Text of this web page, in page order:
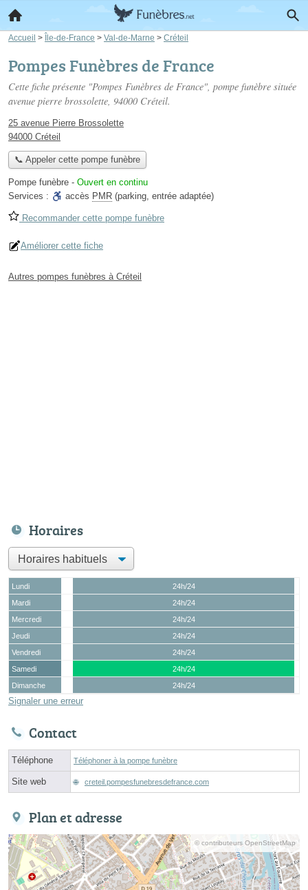
Accueil > Île-de-France > Val-de-Marne > Créteil
Pompes Funèbres de France
Cette fiche présente "Pompes Funèbres de France", pompe funèbre située
avenue pierre brossolette, 94000 Créteil.
25 avenue Pierre Brossolette
94000 Créteil
📞 Appeler cette pompe funèbre
Pompe funèbre - Ouvert en continu
Services :
accès PMR (parking, entrée adaptée)
Recommander cette pompe funèbre
Améliorer cette fiche
Autres pompes funèbres à Créteil
Horaires
Lundi
24h/24
Mardi
24h/24
Mercredi
24h/24
Jeudi
24h/24
Vendredi
24h/24
Samedi
24h/24
Dimanche
24h/24
Signaler une erreur
Contact
Téléphone Téléphoner à la pompe funèbre
Site web creteil.pompesfunebresdefrance.com
Plan et adresse
© contributeurs OpenStreetMap